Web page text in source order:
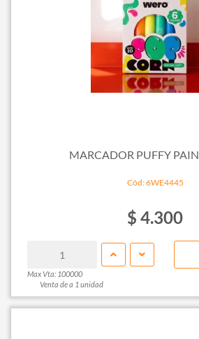
MARCADOR PUFFY
Cód: 6WE4445
$ 4.300
Max Vta: 100000
Venta de a 1 unidad